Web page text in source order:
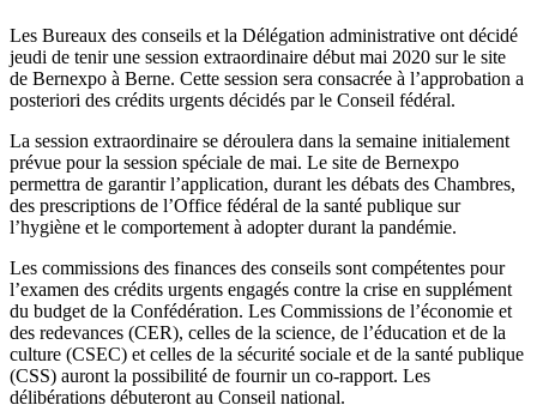
Les Bureaux des conseils et la Délégation administrative ont décidé
jeudi de tenir une session extraordinaire début mai 2020 sur le site
de Bernexpo à Berne. Cette session sera consacrée à l’approbation a
posteriori des crédits urgents décidés par le Conseil fédéral.
​La session extraordinaire se déroulera dans la semaine initialement
prévue pour la session spéciale de mai. Le site de Bernexpo
permettra de garantir l’application, durant les débats des Chambres,
des prescriptions de l’Office fédéral de la santé publique sur
l’hygiène et le comportement à adopter durant la pandémie.
Les commissions des finances des conseils sont compétentes pour
l’examen des crédits urgents engagés contre la crise en supplément
du budget de la Confédération. Les Commissions de l’économie et
des redevances (CER), celles de la science, de l’éducation et de la
culture (CSEC) et celles de la sécurité sociale et de la santé publique
(CSS) auront la possibilité de fournir un co-rapport. Les
délibérations débuteront au Conseil national.